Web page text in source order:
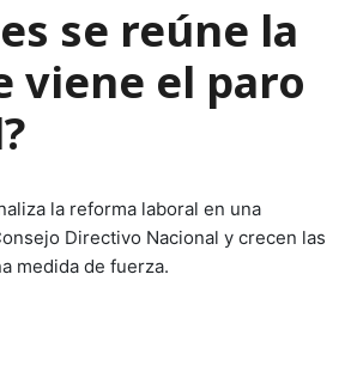
se reúne la
viene el paro
la reforma laboral en una
Directivo Nacional y crecen las
medida de fuerza.